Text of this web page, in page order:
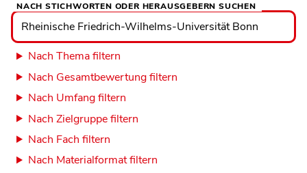
Nach
Stichworten
oder
Herausgebern
suchen
NACH STICHWORTEN ODER HERAUSGEBERN SUCHEN
Nach Thema filtern
Nach Gesamtbewertung filtern
Nach Umfang filtern
Nach Zielgruppe filtern
Nach Fach filtern
Nach Materialformat filtern